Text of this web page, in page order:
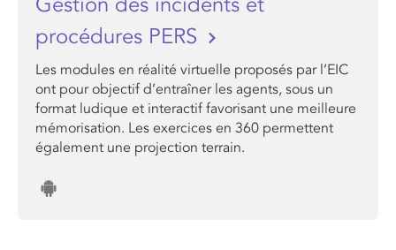
procédures PERS
Les modules en réalité virtuelle proposés par l’EIC
ont pour objectif d’entraîner les agents, sous un
format ludique et interactif favorisant une meilleure
mémorisation. Les exercices en 360 permettent
également une projection terrain.